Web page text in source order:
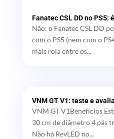
Fanatec CSL DD no PS5:
Não: o Fanatec CSL DD
com o PS5 (nem com o
mais rola entre os...
VNM GT V1: teste e
VNM GT V1Benefícios
30 cm de diâmetro 4 pás
Não há RevLED no...